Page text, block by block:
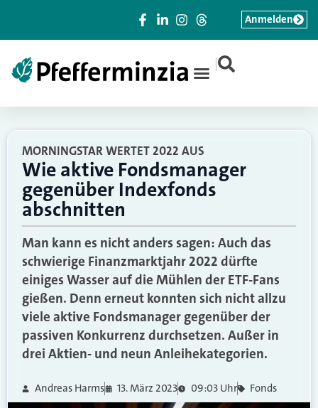
|
Anmelden
MORNINGSTAR WERTET 2022 AUS
Wie aktive Fondsmanager
gegenüber Indexfonds
abschnitten
Man kann es nicht anders sagen: Auch das
schwierige Finanzmarktjahr 2022 dürfte
einiges Wasser auf die Mühlen der ETF-Fans
gießen. Denn erneut konnten sich nicht allzu
viele aktive Fondsmanager gegenüber der
passiven Konkurrenz durchsetzen. Außer in
drei Aktien- und neun Anleihekategorien.
Andreas Harms 13. März 2023 09:03 Uhr Fonds